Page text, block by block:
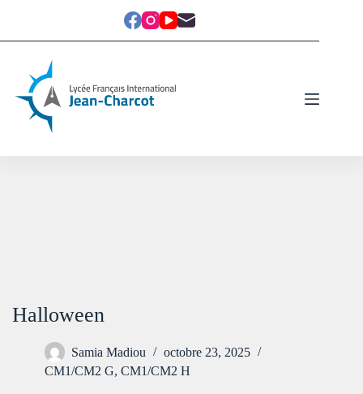
Halloween
Samia Madiou
octobre 23, 2025
CM1/CM2 G, CM1/CM2 H